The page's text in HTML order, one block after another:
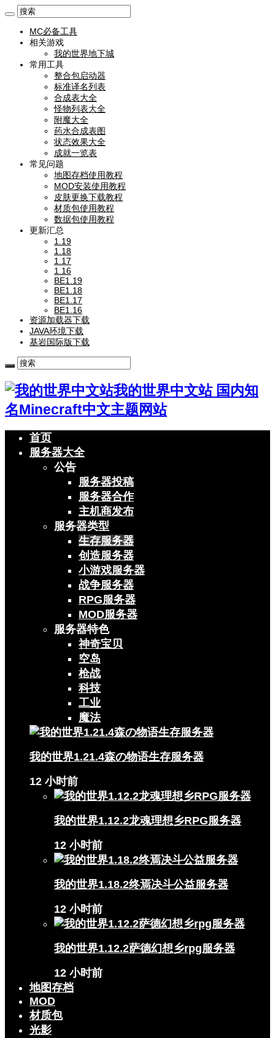
MC必备工具
相关游戏
我的世界地下城
常用工具
整合包启动器
标准译名列表
合成表大全
怪物列表大全
附魔大全
药水合成表图
状态效果大全
成就一览表
常见问题
地图存档使用教程
MOD安装使用教程
皮肤更换下载教程
材质包使用教程
数据包使用教程
更新汇总
1.19
1.18
1.17
1.16
BE1.19
BE1.18
BE1.17
BE1.16
资源加载器下载
JAVA环境下载
基岩国际版下载
我的世界中文站 国内知
名Minecraft中文主题网站
首页
服务器大全
公告
服务器投稿
服务器合作
主机商发布
服务器类型
生存服务器
创造服务器
小游戏服务器
战争服务器
RPG服务器
MOD服务器
服务器特色
神奇宝贝
空岛
枪战
科技
工业
魔法
我的世界1.21.4森の物语生存服务器
12 小时前
我的世界1.12.2龙魂理想乡RPG服务器
12 小时前
我的世界1.18.2终焉决斗公益服务器
12 小时前
我的世界1.12.2萨德幻想乡rpg服务器
12 小时前
地图存档
MOD
材质包
光影